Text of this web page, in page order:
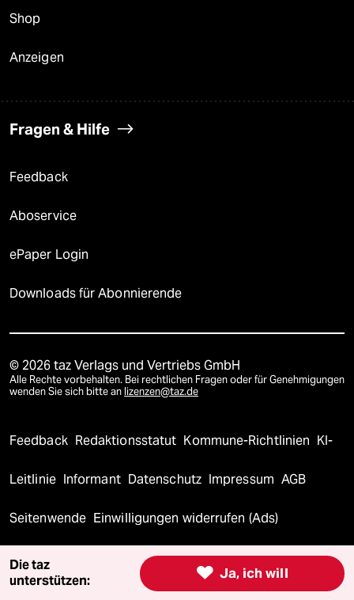
Shop
Anzeigen
Fragen & Hilfe
Feedback
Aboservice
ePaper Login
Downloads für Abonnierende
© 2026 taz Verlags und Vertriebs GmbH
Alle Rechte vorbehalten. Bei rechtlichen Fragen oder für Genehmigungen
wenden Sie sich bitte an lizenzen@taz.de
Feedback Redaktionsstatut Kommune-Richtlinien KI-
Leitlinie Informant Datenschutz Impressum AGB
Seitenwende Einwilligungen widerrufen (Ads)
 Ja, ich will
Die taz
unterstützen: